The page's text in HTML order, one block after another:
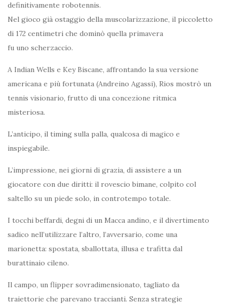
definitivamente robotennis.
Nel gioco già ostaggio della muscolarizzazione, il piccoletto
di 172 centimetri che dominò quella primavera
fu uno scherzaccio.
A Indian Wells e Key Biscane, affrontando la sua versione
americana e più fortunata (Andreino Agassi), Rios mostrò un
tennis visionario, frutto di una concezione ritmica
misteriosa.
L’anticipo, il timing sulla palla, qualcosa di magico e
inspiegabile.
L’impressione, nei giorni di grazia, di assistere a un
giocatore con due diritti: il rovescio bimane, colpito col
saltello su un piede solo, in controtempo totale.
I tocchi beffardi, degni di un Macca andino, e il divertimento
sadico nell’utilizzare l’altro, l’avversario, come una
marionetta: spostata, sballottata, illusa e trafitta dal
burattinaio cileno.
Il campo, un flipper sovradimensionato, tagliato da
traiettorie che parevano traccianti. Senza strategie